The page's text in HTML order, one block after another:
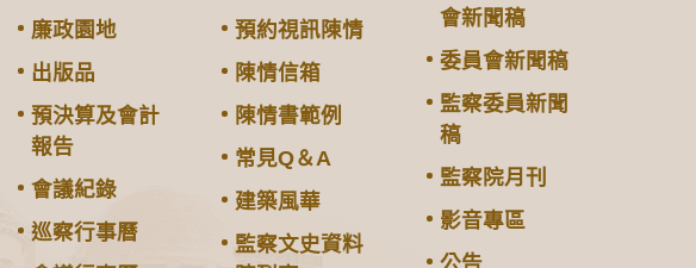
廉政園地
出版品
預決算及會計
報告
會議紀錄
巡察行事曆
預約視訊陳情
陳情信箱
陳情書範例
常見Q＆A
建築風華
監察文史資料
會新聞稿
委員會新聞稿
監察委員新聞
稿
監察院月刊
影音專區
公告